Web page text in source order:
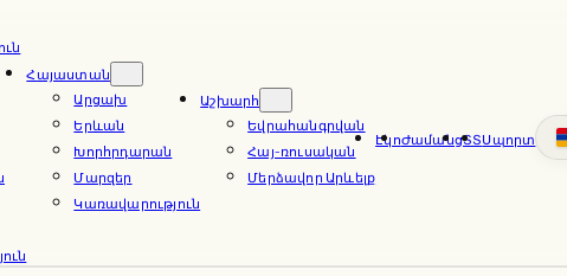
Հայաստան
Արցախ
Երևան
Խորհրդարան
Մարզեր
Կառավարություն
Աշխարհ
Եվրահանգրվան
Հայ-ռուսական
Մերձավոր Արևելք
ԷկոԺամանցՏՏՍպորտ